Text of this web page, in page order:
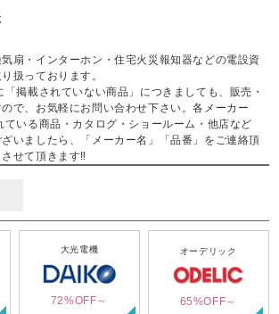
扇・インターホン・住宅火災報知器などの電設資
扱っております。
掲載されていない商品」につきましても、販売・
で、お気軽にお問い合わせ下さい。各メーカー
ている商品・カタログ・ショールーム・他店など
いましたら、「メーカー名」「品番」をご連絡頂
せて頂きます‼
大光電機
72%OFF～
オーデリック
65%OFF～